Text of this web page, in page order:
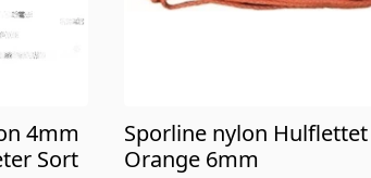
4mm
Sort
Sporline nylon Hulflettet
Orange 6mm